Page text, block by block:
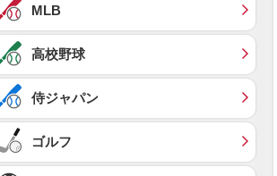
MLB
高校野球
侍ジャパン
ゴルフ